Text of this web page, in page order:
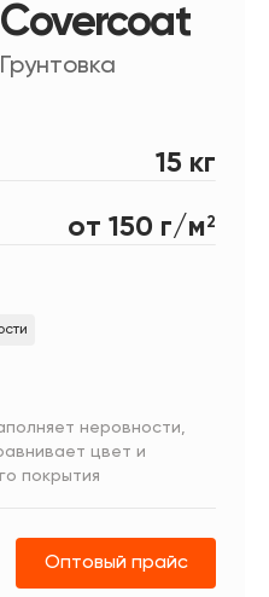
Covercoat
Грунтовка
15 кг
от 150 г/м 2
неровности,
цвет и
покрытия
Оптовый прайс